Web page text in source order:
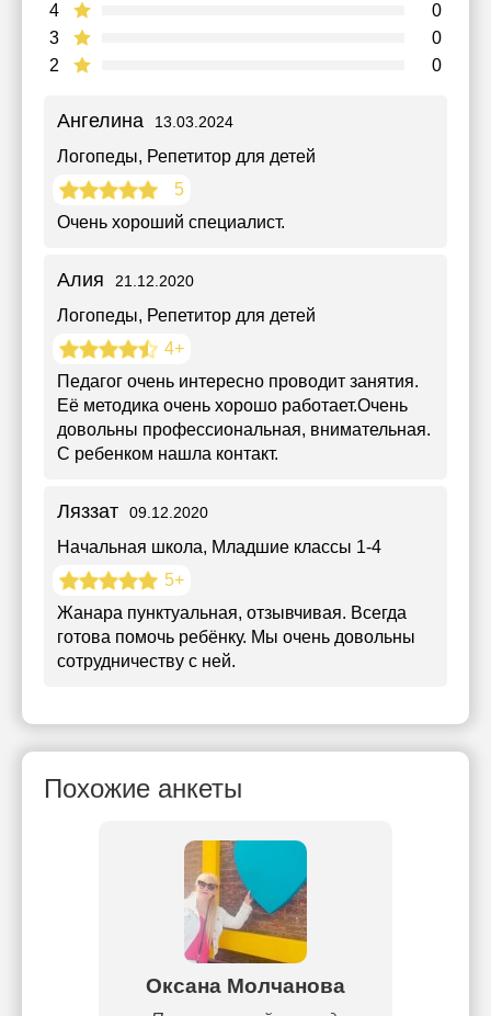
2 0
3 0
4 0
Ангелина 13.03.2024
Логопеды, Репетитор для детей
5
Очень хороший специалист.
Алия 21.12.2020
Логопеды, Репетитор для детей
4+
Педагог очень интересно проводит занятия.
Её методика очень хорошо работает.Очень
довольны профессиональная, внимательная.
С ребенком нашла контакт.
Ляззат 09.12.2020
Начальная школа, Младшие классы 1-4
5+
Жанара пунктуальная, отзывчивая. Всегда
готова помочь ребёнку. Мы очень довольны
сотрудничеству с ней.
Похожие анкеты
Оксана Молчанова